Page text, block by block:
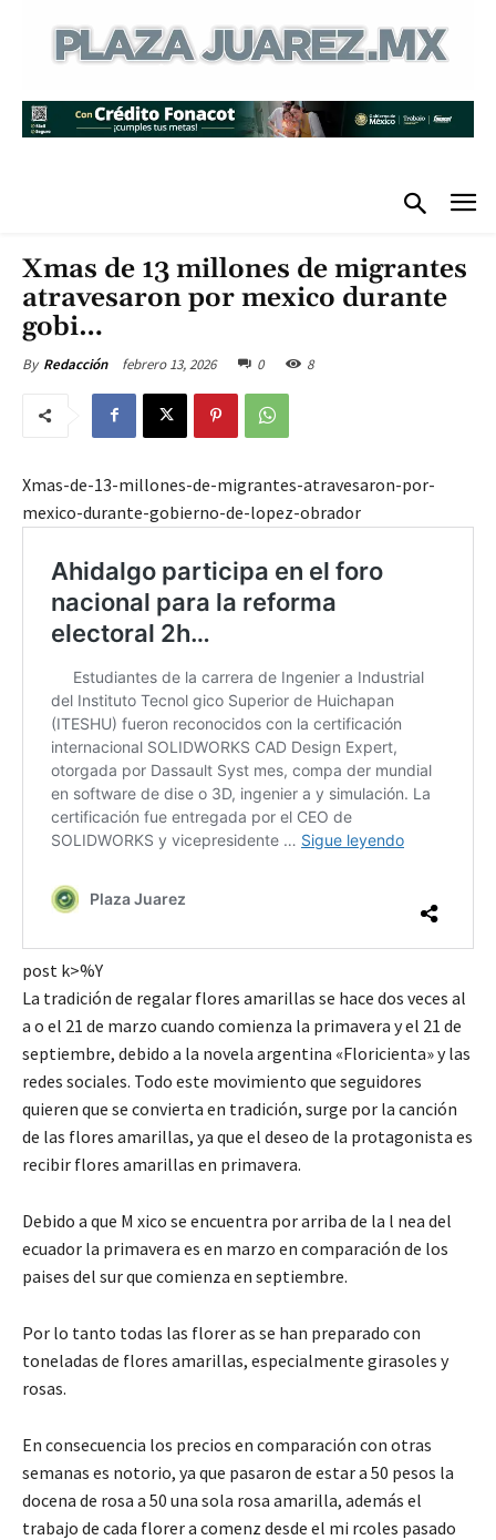
Xmas de 13 millones de migrantes
atravesaron por mexico durante
gobi…
By Redacción febrero 13, 2026 0 8
Xmas-de-13-millones-de-migrantes-atravesaron-por-
mexico-durante-gobierno-de-lopez-obrador
post k>%Y
La tradición de regalar flores amarillas se hace dos veces al
a o el 21 de marzo cuando comienza la primavera y el 21 de
septiembre, debido a la novela argentina «Floricienta» y las
redes sociales. Todo este movimiento que seguidores
quieren que se convierta en tradición, surge por la canción
de las flores amarillas, ya que el deseo de la protagonista es
recibir flores amarillas en primavera.
Debido a que M xico se encuentra por arriba de la l nea del
ecuador la primavera es en marzo en comparación de los
paises del sur que comienza en septiembre.
Por lo tanto todas las florer as se han preparado con
toneladas de flores amarillas, especialmente girasoles y
rosas.
En consecuencia los precios en comparación con otras
semanas es notorio, ya que pasaron de estar a 50 pesos la
docena de rosa a 50 una sola rosa amarilla, además el
trabajo de cada florer a comenz desde el mi rcoles pasado